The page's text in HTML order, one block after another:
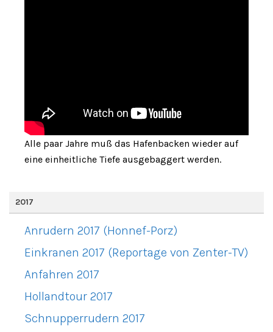
Alle paar Jahre muß das Hafenbacken wieder auf
eine einheitliche Tiefe ausgebaggert werden.
2017
Anrudern 2017 (Honnef-Porz)
Einkranen 2017 (Reportage von Zenter-TV)
Anfahren 2017
Hollandtour 2017
Schnupperrudern 2017